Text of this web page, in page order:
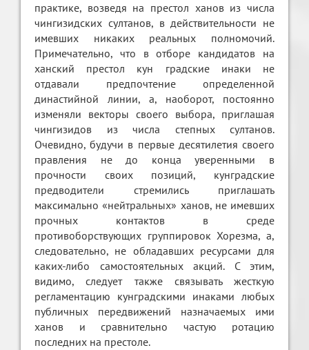
практике, возведя на престол ханов из числа
чингизидских султанов, в действительности не
имевших никаких реальных полномочий.
Примечательно, что в отборе кандидатов на
ханский престол кун градские инаки не
отдавали предпочтение определенной
династийной линии, а, наоборот, постоянно
изменяли векторы своего выбора, приглашая
чингизидов из числа степных султанов.
Очевидно, будучи в первые десятилетия своего
правления не до конца уверенными в
прочности своих позиций, кунградские
предводители стремились приглашать
максимально «нейтральных» ханов, не имевших
прочных контактов в среде
противоборствующих группировок Хорезма, а,
следовательно, не обладавших ресурсами для
каких-либо самостоятельных акций. С этим,
видимо, следует также связывать жесткую
регламентацию кунградскими инаками любых
публичных передвижений назначаемых ими
ханов и сравнительно частую ротацию
последних на престоле.